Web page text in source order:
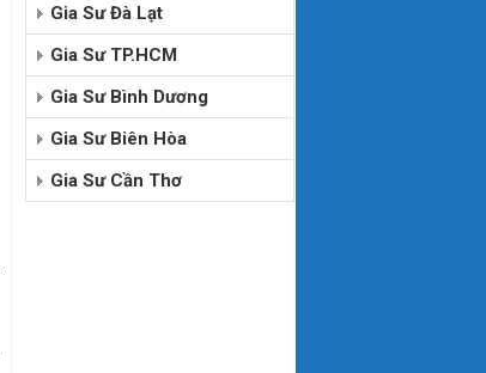
Gia Sư Đà Lạt
Gia Sư TP.HCM
Gia Sư Bình Dương
Gia Sư Biên Hòa
Gia Sư Cần Thơ